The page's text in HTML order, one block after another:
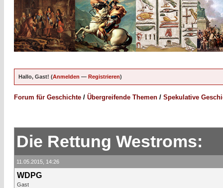
Hallo, Gast! (Anmelden — Registrieren)
Forum für Geschichte / Übergreifende Themen / Spekulative
Die Rettung Westroms:
11.05.2015, 14:26
WDPG
Gast